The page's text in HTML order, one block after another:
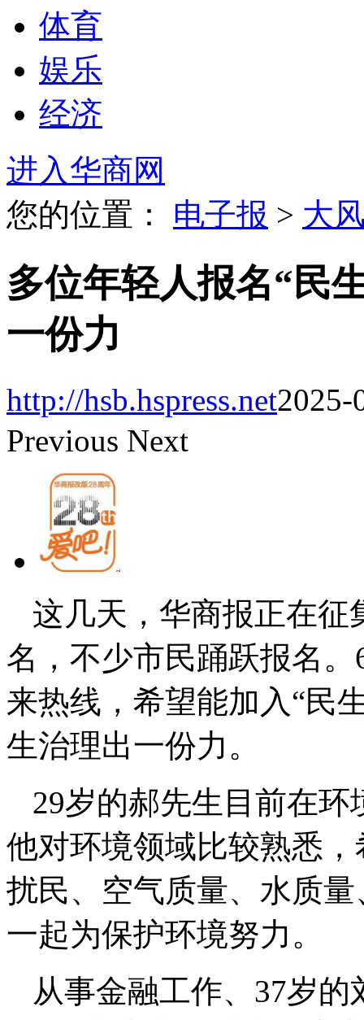
体育
娱乐
经济
进入华商网
您的位置： 电子报 > 大
多位年轻人报名“民
一份力
http://hsb.hspress.net2025-
Previous Next
这几天，华商报正在征
名，不少市民踊跃报名
来热线，希望能加入“民
生治理出一份力。
29岁的郝先生目前在
他对环境领域比较熟悉
扰民、空气质量、水质
一起为保护环境努力。
从事金融工作、37岁